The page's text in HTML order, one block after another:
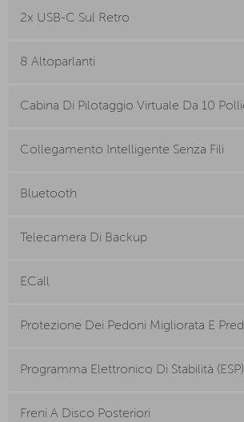
2x USB-C Sul Retro
8 Altoparlanti
Cabina Di Pilotaggio Virtuale Da 10
Collegamento Intelligente Senza Fili
Bluetooth
Telecamera Di Backup
ECall
Protezione Dei Pedoni Migliorata E
Programma Elettronico Di Stabilità (ESP)
Freni A Disco Posteriori